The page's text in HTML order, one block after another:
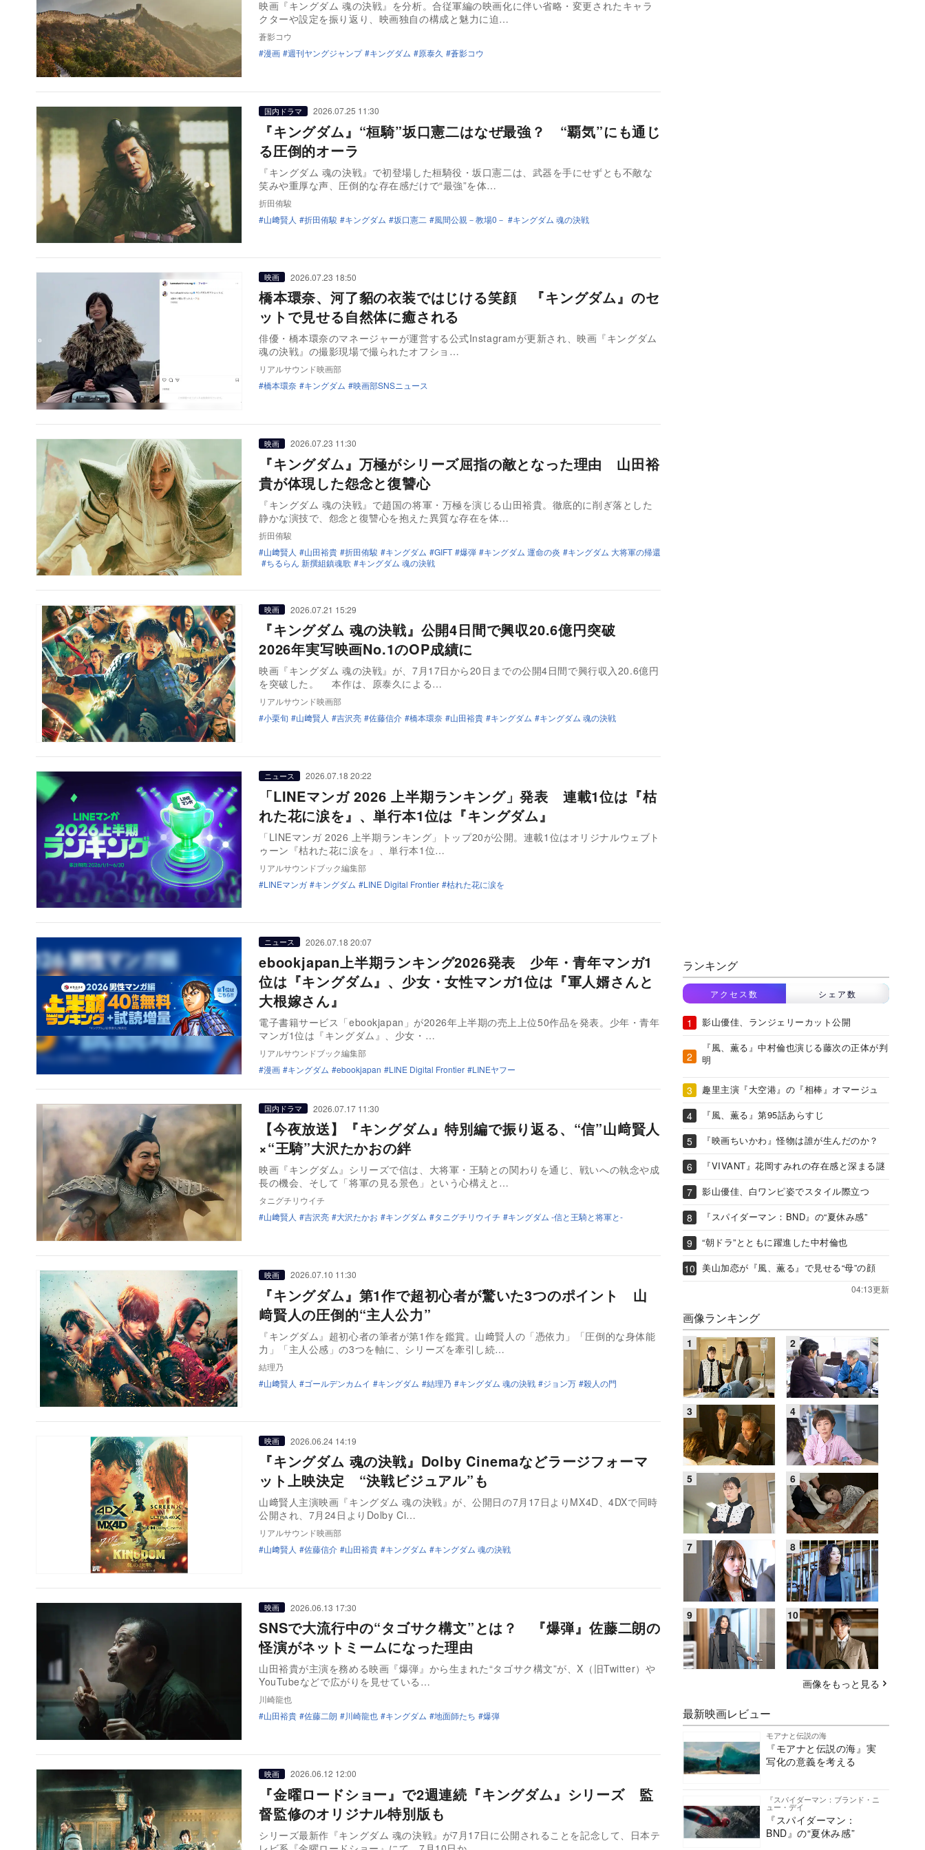
映画『キングダム 魂の決戦』を分析。合従軍編の映画化に伴い省略・変更されたキャラ
クターや設定を振り返り、映画独自の構成と魅力に迫…
蒼影コウ
漫画
週刊ヤングジャンプ キングダム 原泰久 蒼影コウ
国内ドラマ 2026.07.25 11:30
『キングダム』“桓騎”坂口憲二はなぜ最強？ “覇気”にも通じ
る圧倒的オーラ
『キングダム 魂の決戦』で初登場した桓騎役・坂口憲二は、武器を手にせずとも不敵な
笑みや重厚な声、圧倒的な存在感だけで“最強”を体…
折田侑駿
山﨑賢人
折田侑駿 キングダム 坂口憲二 風間公親－教場0－ キングダム 魂の決戦
映画 2026.07.23 18:50
橋本環奈、河了貂の衣装ではじける笑顔 『キングダム』のセ
ットで見せる自然体に癒される
俳優・橋本環奈のマネージャーが運営する公式Instagramが更新され、映画『キングダム
魂の決戦』の撮影現場で撮られたオフショ…
リアルサウンド映画部
橋本環奈
キングダム 映画部SNSニュース
映画 2026.07.23 11:30
『キングダム』万極がシリーズ屈指の敵となった理由 山田裕
貴が体現した怨念と復讐心
『キングダム 魂の決戦』で趙国の将軍・万極を演じる山田裕貴。徹底的に削ぎ落とした
静かな演技で、怨念と復讐心を抱えた異質な存在を体…
折田侑駿
山﨑賢人
山田裕貴 折田侑駿 キングダム GIFT 爆弾 キングダム 運命の炎
キングダム 大将軍の帰還
ちるらん 新撰組鎮魂歌
キングダム 魂の決戦
映画 2026.07.21 15:29
『キングダム 魂の決戦』公開4日間で興収20.6億円突破
2026年実写映画No.1のOP成績に
映画『キングダム 魂の決戦』が、7月17日から20日までの公開4日間で興行収入20.6億円
を突破した。 本作は、原泰久による…
リアルサウンド映画部
小栗旬
山﨑賢人 吉沢亮 佐藤信介 橋本環奈 山田裕貴 キングダム キングダム 魂の決戦
ニュース 2026.07.18 20:22
「LINEマンガ 2026 上半期ランキング」発表 連載1位は『枯
れた花に涙を』、単行本1位は『キングダム』
「LINEマンガ 2026 上半期ランキング」トップ20が公開。連載1位はオリジナルウェブト
ゥーン『枯れた花に涙を』、単行本1位…
リアルサウンドブック編集部
LINEマンガ
キングダム LINE Digital Frontier 枯れた花に涙を
ニュース 2026.07.18 20:07
ebookjapan上半期ランキング2026発表 少年・青年マンガ1
位は『キングダム』、少女・女性マンガ1位は『軍人婿さんと
大根嫁さん』
電子書籍サービス「ebookjapan」が2026年上半期の売上上位50作品を発表。少年・青年
マンガ1位は『キングダム』、少女・…
リアルサウンドブック編集部
漫画
キングダム ebookjapan LINE Digital Frontier LINEヤフー
国内ドラマ 2026.07.17 11:30
【今夜放送】『キングダム』特別編で振り返る、“信”山﨑賢人
×“王騎”大沢たかおの絆
映画『キングダム』シリーズで信は、大将軍・王騎との関わりを通じ、戦いへの執念や成
長の機会、そして「将軍の見る景色」という心構えと…
タニグチリウイチ
山﨑賢人
吉沢亮 大沢たかお キングダム タニグチリウイチ キングダム -信と王騎と将軍と-
映画 2026.07.10 11:30
『キングダム』第1作で超初心者が驚いた3つのポイント 山
﨑賢人の圧倒的“主人公力”
『キングダム』超初心者の筆者が第1作を鑑賞。山﨑賢人の「憑依力」「圧倒的な身体能
力」「主人公感」の3つを軸に、シリーズを牽引し続…
結理乃
山﨑賢人
ゴールデンカムイ キングダム 結理乃 キングダム 魂の決戦 ジョン万 殺人の門
映画 2026.06.24 14:19
『キングダム 魂の決戦』Dolby Cinemaなどラージフォーマ
ット上映決定 “決戦ビジュアル”も
山﨑賢人主演映画『キングダム 魂の決戦』が、公開日の7月17日よりMX4D、4DXで同時
公開され、7月24日よりDolby Ci…
リアルサウンド映画部
山﨑賢人
佐藤信介 山田裕貴 キングダム キングダム 魂の決戦
映画 2026.06.13 17:30
SNSで大流行中の“タゴサク構文”とは？ 『爆弾』佐藤二朗の
怪演がネットミームになった理由
山田裕貴が主演を務める映画『爆弾』から生まれた“タゴサク構文”が、X（旧Twitter）や
YouTubeなどで広がりを見せている…
川崎龍也
山田裕貴
佐藤二朗 川崎龍也 キングダム 地面師たち 爆弾
映画 2026.06.12 12:00
『金曜ロードショー』で2週連続『キングダム』シリーズ 監
督監修のオリジナル特別版も
シリーズ最新作『キングダム 魂の決戦』が7月17日に公開されることを記念して、日本テ
ランキング
アクセス数 シェア数
影山優佳、ランジェリーカット公開
『風、薫る』中村倫也演じる藤次の正体が判
明
趣里主演『大空港』の『相棒』オマージュ
『風、薫る』第95話あらすじ
『映画ちいかわ』怪物は誰が生んだのか？
『VIVANT』花岡すみれの存在感と深まる謎
影山優佳、白ワンピ姿でスタイル際立つ
『スパイダーマン：BND』の“夏休み感”
“朝ドラ”とともに躍進した中村倫也
美山加恋が『風、薫る』で見せる“母”の顔
04:13更新
画像ランキング
画像をもっと見る
最新映画レビュー
モアナと伝説の海
『モアナと伝説の海』実
写化の意義を考える
『スパイダーマン：ブランド・ニ
ュー・デイ
『スパイダーマン：
BND』の“夏休み感”